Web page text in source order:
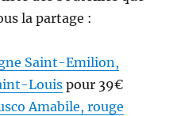
la partage :
Saint-Emilion,
Louispour 39€
Amabile, rouge